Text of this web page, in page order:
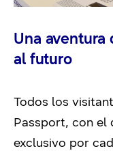
Una
al futuro
Todos los
Passport, con el
exclusivo por